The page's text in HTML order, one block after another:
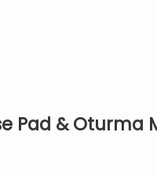
Pad & Oturma